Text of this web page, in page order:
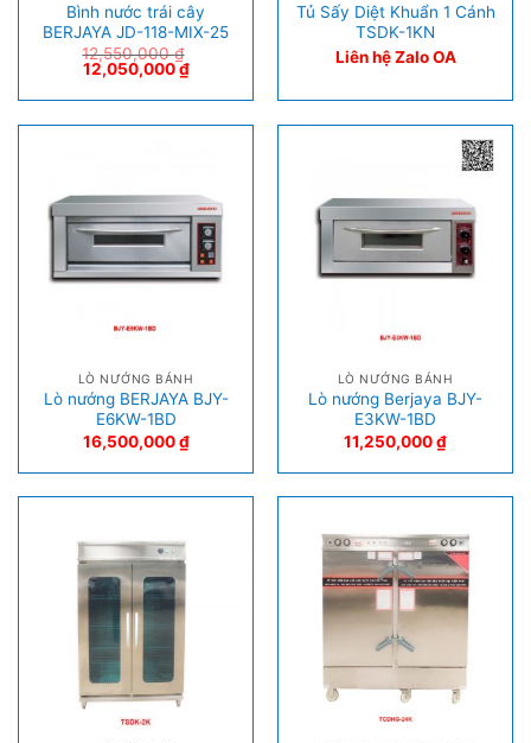
Bình nước trái cây
BERJAYA JD-118-MIX-25
12,550,000₫
12,050,000₫
Tủ Sấy Diệt Khuẩn 1 Cánh
TSDK-1KN
Liên hệ Zalo OA
LÒ NƯỚNG BÁNH
Lò nướng BERJAYA BJY-
E6KW-1BD
16,500,000₫
LÒ NƯỚNG BÁNH
Lò nướng Berjaya BJY-
E3KW-1BD
11,250,000₫